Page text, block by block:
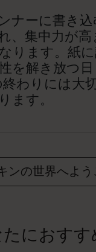
ナーに書き
、集中力が高
ります。紙
を解き放つ
わりには大
ます。
ンの世界へよう
におすす